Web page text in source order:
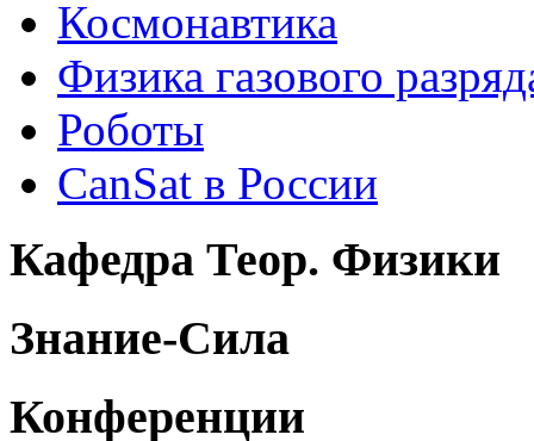
Космонавтика
Физика газового
Роботы
CanSat в России
Кафедра Теор. Физики
Знание-Сила
Конференции